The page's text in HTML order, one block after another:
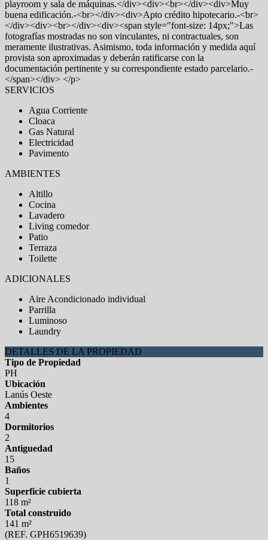
playroom y sala de máquinas.</div><div><br></div><div>Muy
buena edificación.-<br></div><div>Apto crédito hipotecario.-<br>
</div><div><br></div><div><span style="font-size: 14px;">Las
fotografías mostradas no son vinculantes, ni contractuales, son
meramente ilustrativas. Asimismo, toda información y medida aquí
provista son aproximadas y deberán ratificarse con la
documentación pertinente y su correspondiente estado parcelario.-
</span></div> </p>
SERVICIOS
Agua Corriente
Cloaca
Gas Natural
Electricidad
Pavimento
AMBIENTES
Altillo
Cocina
Lavadero
Living comedor
Patio
Terraza
Toilette
ADICIONALES
Aire Acondicionado individual
Parrilla
Luminoso
Laundry
DETALLES DE LA PROPIEDAD
Tipo de Propiedad
PH
Ubicación
Lanús Oeste
Ambientes
4
Dormitorios
2
Antiguedad
15
Baños
1
Superficie cubierta
118 m²
Total construido
141 m²
(REF. GPH6519639)